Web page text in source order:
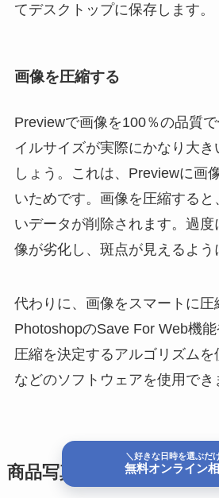
てデスクトップに保存します。
画像を圧縮する
Previewで画像を100％の品質
イルサイズが実際にかなり大
しょう。これは、Previewに画
いためです。画像を圧縮する
いデータが削除されます。過
像が劣化し、斑点が見えるよう
代わりに、画像をスマートに圧
PhotoshopのSave For Web機
圧縮を決定するアルゴリズム
などのソフトウェアを使用でき
商品写真のヒント
＼好きな日時を選ぶだ
無料オンライン